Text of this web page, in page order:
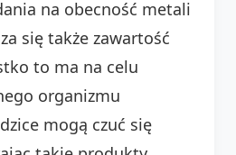
na obecność metali
się także zawartość
to ma na celu
organizmu
mogą czuć się